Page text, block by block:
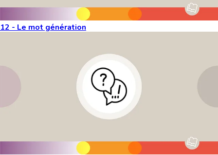
12 - Le mot génération